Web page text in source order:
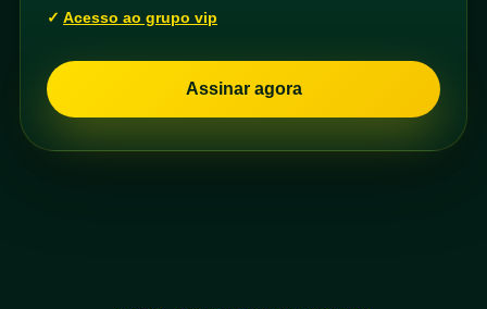
Acesso ao grupo vip
Assinar agora